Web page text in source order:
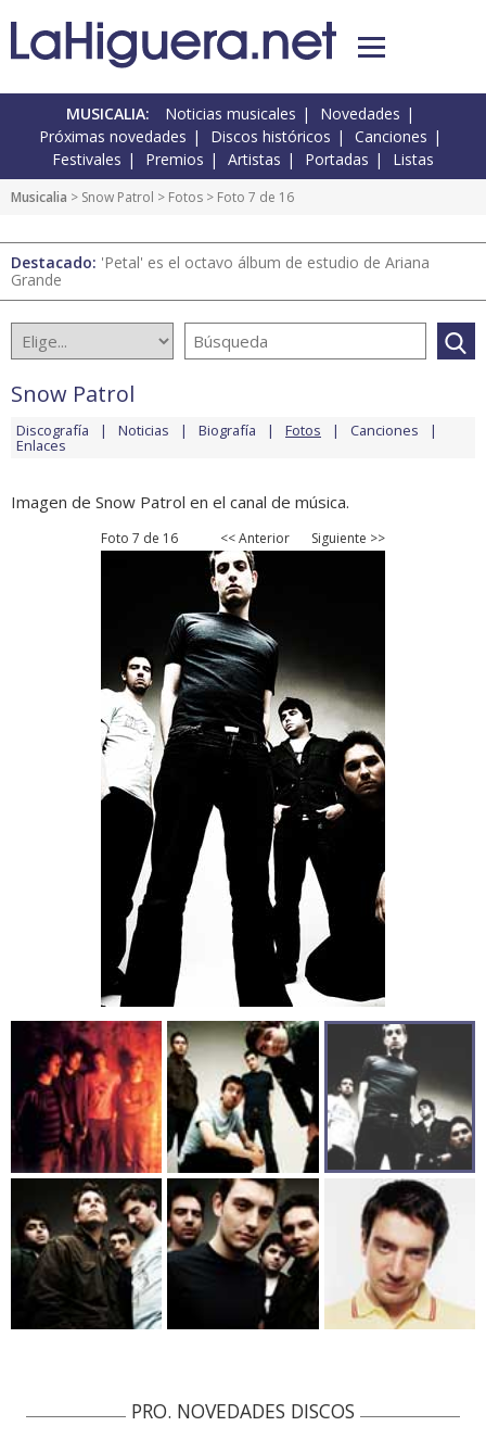
MUSICALIA: Noticias musicales
Novedades
Próximas novedades
Discos históricos
Canciones
Festivales
Premios Artistas Portadas Listas
Musicalia > Snow Patrol > Fotos > Foto 7 de 16
Destacado: 'Petal' es el octavo álbum de estudio de Ariana
Grande
Snow Patrol
Discografía Noticias Biografía Fotos Canciones
Enlaces
Imagen de Snow Patrol en el canal de música.
Foto 7 de 16 << Anterior Siguiente >>
PRO. NOVEDADES DISCOS